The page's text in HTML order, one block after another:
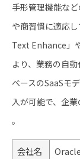
手形管理機能な
や商習慣に適応
Text Enhance」
より、業務の自
ベースのSaaSモ
入が可能で、企
。
会社名